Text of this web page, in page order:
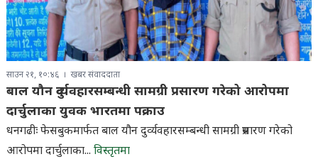
साउन २१, १०:४६ खबर संवाददाता
बाल यौन दुर्व्यवहारसम्बन्धी सामग्री प्रसारण गरेको आरोपमा
दार्चुलाका युवक भारतमा पक्राउ
धनगढीः फेसबुकमार्फत बाल यौन दुर्व्यवहारसम्बन्धी सामग्री प्रसारण गरेको
आरोपमा दार्चुलाका... विस्तृतमा